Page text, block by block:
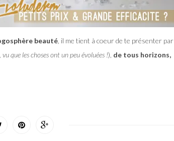
beauté , il me tient à coeur de te présenter par
que les choses ont un peu évoluées !), de tous horizons,